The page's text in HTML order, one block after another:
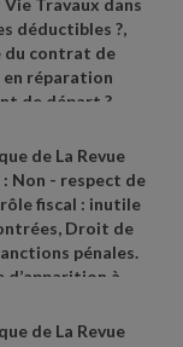
FSB
Travaux dans
déductibles ?,
du contrat de
réparation
de départ ?
à
- 11373 FSD (3e
n° 25- 11498
de La Revue
Non - respect de
fiscal : inutile
Droit de
pénales.
d’apparition à
2026- Cass.
de La Revue